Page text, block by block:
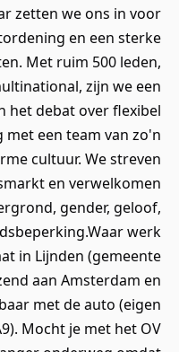
zetten we ons in voor
en een sterke
Met ruim 500 leden,
zijn we een
het debat over flexibel
met een team van zo'n
cultuur. We streven
en verwelkomen
gender, geloof,
werk
in Lijnden (gemeente
aan Amsterdam en
met de auto (eigen
Mocht je met het OV